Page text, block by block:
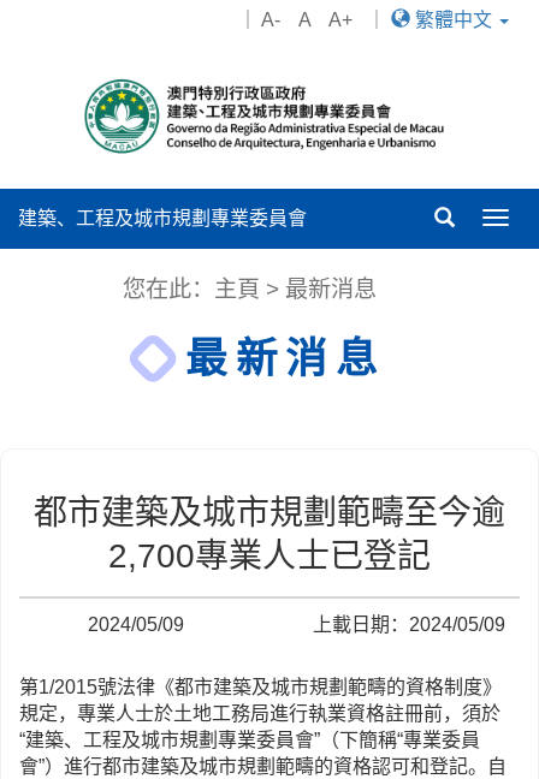
A- A A+ 繁體中文
建築、工程及城市規劃專業委員會
您在此： 主頁 > 最新消息
最新消息
都市建築及城市規劃範疇至今逾
2,700專業人士已登記
2024/05/09 上載日期：2024/05/09
第1/2015號法律《都市建築及城市規劃範疇的資格制度》
規定，專業人士於土地工務局進行執業資格註冊前，須於
“建築、工程及城市規劃專業委員會”（下簡稱“專業委員
會”）進行都市建築及城市規劃範疇的資格認可和登記。自